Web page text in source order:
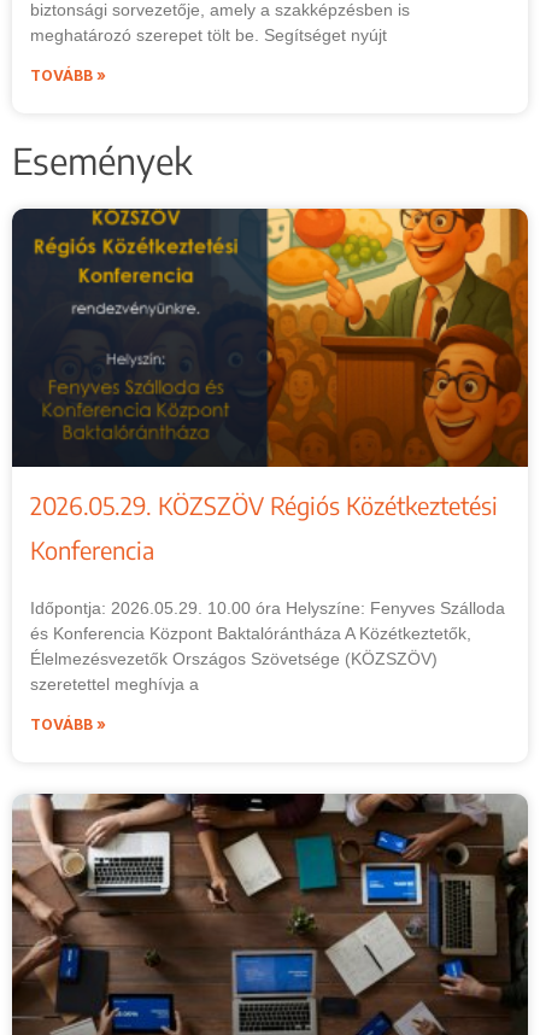
biztonsági sorvezetője, amely a szakképzésben is
meghatározó szerepet tölt be. Segítséget nyújt
TOVÁBB »
Események
2026.05.29. KÖZSZÖV Régiós Közétkeztetési
Konferencia
Időpontja: 2026.05.29. 10.00 óra Helyszíne: Fenyves Szálloda
és Konferencia Központ Baktalórántháza A Közétkeztetők,
Élelmezésvezetők Országos Szövetsége (KÖZSZÖV)
szeretettel meghívja a
TOVÁBB »